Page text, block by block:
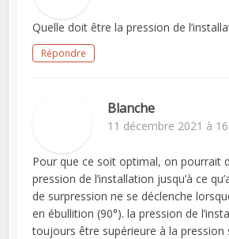
Quelle doit être la pression de
Répondre
Blanche
11 décembre 2021 à
Pour que ce soit optimal, on pourrait
pression de l’installation jusqu’à ce
de surpression ne se déclenche
en ébullition (90°). la pression de
toujours être supérieure à la pression